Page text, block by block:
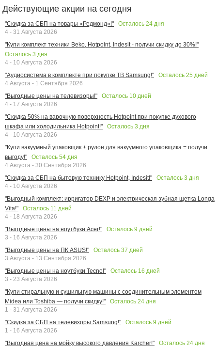
Действующие акции на сегодня
"Скидка за СБП на товары «Редмонд»!" Осталось 24 дня
4 - 31 Августа 2026
"Купи комплект техники Beko, Hotpoint, Indesit - получи скидку до 30%!"
Осталось 3 дня
4 - 10 Августа 2026
"Аудиосистема в комплекте при покупке ТВ Samsung!"
Осталось 25 дней
4 Августа - 1 Сентября 2026
"Выгодные цены на телевизоры!"
Осталось 10 дней
4 - 17 Августа 2026
"Скидка 50% на варочную поверхность Hotpoint при покупке духового
шкафа или холодильника Hotpoint!"
Осталось 3 дня
4 - 10 Августа 2026
"Купи вакуумный упаковщик + рулон для вакуумного упаковщика = получи
выгоду!"
Осталось 54 дня
4 Августа - 30 Сентября 2026
"Скидка за СБП на бытовую технику Hotpoint, Indesit!"
Осталось 3 дня
4 - 10 Августа 2026
"Выгодный комплект: ирригатор DEXP и электрическая зубная щетка Longa
Vita!"
Осталось 11 дней
4 - 18 Августа 2026
"Выгодные цены на ноутбуки Acer!"
Осталось 9 дней
3 - 16 Августа 2026
"Выгодные цены на ПК ASUS!"
Осталось 37 дней
3 Августа - 13 Сентября 2026
"Выгодные цены на ноутбуки Tecno!"
Осталось 16 дней
3 - 23 Августа 2026
"Купи стиральную и сушильную машины с соединительным элементом
Midea или Toshiba — получи скидку!"
Осталось 24 дня
1 - 31 Августа 2026
"Скидка за СБП на телевизоры Samsung!"
Осталось 9 дней
1 - 16 Августа 2026
"Выгодная цена на мойку высокого давления Karcher!"
Осталось 24 дня